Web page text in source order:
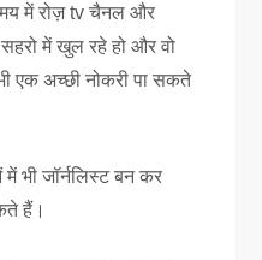
में रोज़ tv चैनल और
में खुल रहे हो और वो
एक अच्छी नोकरी पा सकते
भी जॉर्नलिस्ट बन कर
हैं।